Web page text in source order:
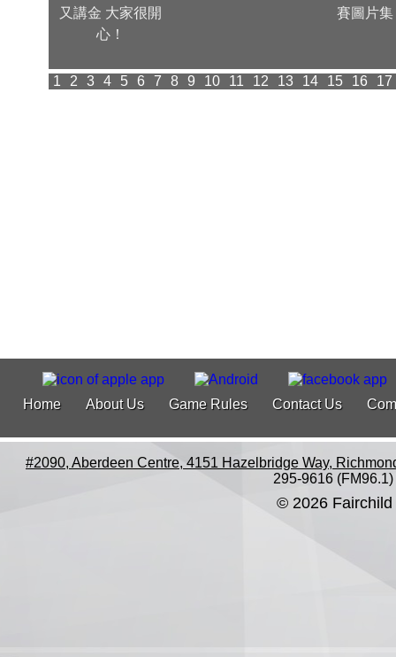
又講金 大家很開
心！
賽圖片集
1 2 3 4 5 6 7 8 9 10 11 12 13 14 15 16 17
Home About Us Game Rules Contact Us
#2090, Aberdeen Centre, 4151 Hazelbridge Way,
295-9616 (FM96.1)
© 2026 Fairchild